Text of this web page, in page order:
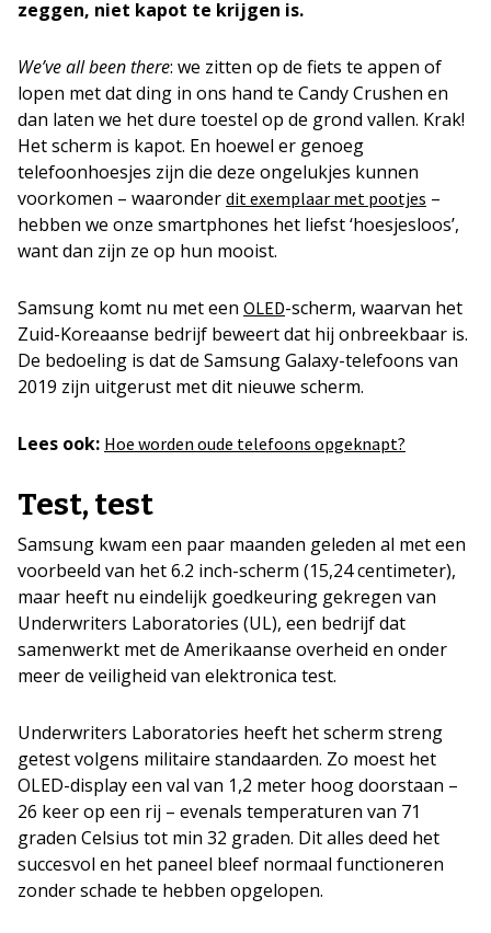
zeggen, niet kapot te krijgen is.
We’ve all been there: we zitten op de fiets te appen of
lopen met dat ding in ons hand te Candy Crushen en
dan laten we het dure toestel op de grond vallen. Krak!
Het scherm is kapot. En hoewel er genoeg
telefoonhoesjes zijn die deze ongelukjes kunnen
voorkomen – waaronder dit exemplaar met pootjes –
hebben we onze smartphones het liefst ‘hoesjesloos’,
want dan zijn ze op hun mooist.
Samsung komt nu met een OLED-scherm, waarvan het
Zuid-Koreaanse bedrijf beweert dat hij onbreekbaar is.
De bedoeling is dat de Samsung Galaxy-telefoons van
2019 zijn uitgerust met dit nieuwe scherm.
Lees ook: Hoe worden oude telefoons opgeknapt?
Test, test
Samsung kwam een paar maanden geleden al met een
voorbeeld van het 6.2 inch-scherm (15,24 centimeter),
maar heeft nu eindelijk goedkeuring gekregen van
Underwriters Laboratories (UL), een bedrijf dat
samenwerkt met de Amerikaanse overheid en onder
meer de veiligheid van elektronica test.
Underwriters Laboratories heeft het scherm streng
getest volgens militaire standaarden. Zo moest het
OLED-display een val van 1,2 meter hoog doorstaan –
26 keer op een rij – evenals temperaturen van 71
graden Celsius tot min 32 graden. Dit alles deed het
succesvol en het paneel bleef normaal functioneren
zonder schade te hebben opgelopen.